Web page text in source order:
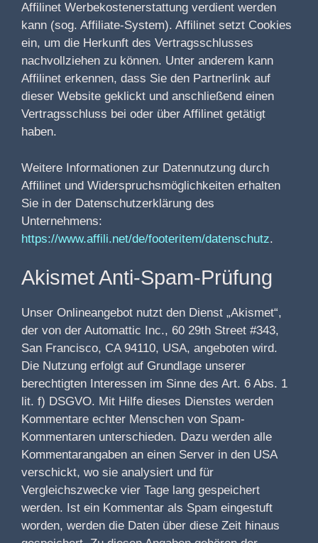
Affilinet Werbekostenerstattung verdient werden
kann (sog. Affiliate-System). Affilinet setzt Cookies
ein, um die Herkunft des Vertragsschlusses
nachvollziehen zu können. Unter anderem kann
Affilinet erkennen, dass Sie den Partnerlink auf
dieser Website geklickt und anschließend einen
Vertragsschluss bei oder über Affilinet getätigt
haben.
Weitere Informationen zur Datennutzung durch
Affilinet und Widerspruchsmöglichkeiten erhalten
Sie in der Datenschutzerklärung des
Unternehmens:
https://www.affili.net/de/footeritem/datenschutz.
Akismet Anti-Spam-Prüfung
Unser Onlineangebot nutzt den Dienst „Akismet“,
der von der Automattic Inc., 60 29th Street #343,
San Francisco, CA 94110, USA, angeboten wird.
Die Nutzung erfolgt auf Grundlage unserer
berechtigten Interessen im Sinne des Art. 6 Abs. 1
lit. f) DSGVO. Mit Hilfe dieses Dienstes werden
Kommentare echter Menschen von Spam-
Kommentaren unterschieden. Dazu werden alle
Kommentarangaben an einen Server in den USA
verschickt, wo sie analysiert und für
Vergleichszwecke vier Tage lang gespeichert
werden. Ist ein Kommentar als Spam eingestuft
worden, werden die Daten über diese Zeit hinaus